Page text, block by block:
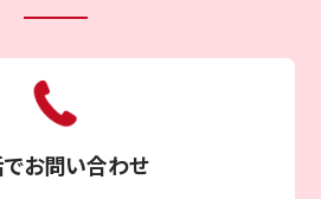
お問い合わせ